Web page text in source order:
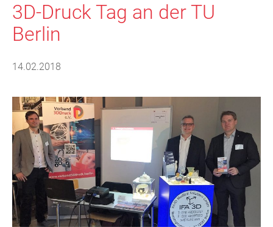
3D-Druck Tag an der TU
Berlin
14.02.2018